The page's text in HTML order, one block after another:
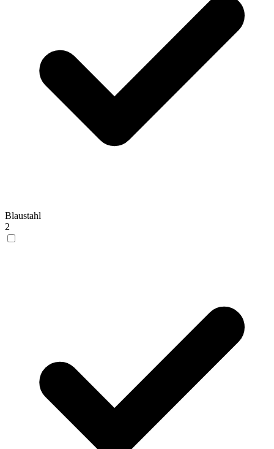
Blaustahl
2